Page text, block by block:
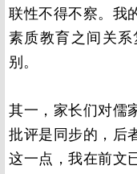
联性不得不察。我
素质教育之间关
别。
其一，家长们对儒
批评是同步的，后
这一点，我在前文